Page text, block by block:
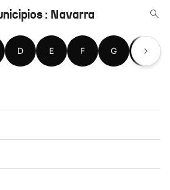
: Navarra
D E F G H